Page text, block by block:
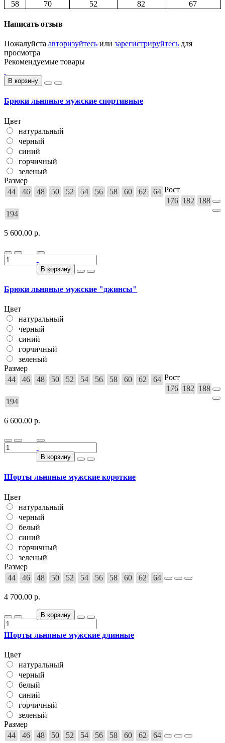
58 70 52 82 67
Написать отзыв
Пожалуйста авторизуйтесь или зарегистрируйтесь для
просмотра
Рекомендуемые товары
В корзину
Брюки льняные мужские спортивные
Цвет
натуральный
черный
синий
горчичный
зеленый
Размер
44
46 48 50 52 54 56 58 60 62 64 Рост
176 182 188
194
5 600.00 р.
В корзину
Брюки льняные мужские "джинсы"
Цвет
натуральный
черный
синий
горчичный
зеленый
Размер
44
46 48 50 52 54 56 58 60 62 64 Рост
176 182 188
194
6 600.00 р.
В корзину
Шорты льняные мужские короткие
Цвет
натуральный
черный
белый
синий
горчичный
зеленый
Размер
44
46 48 50 52 54 56 58 60 62 64
4 700.00 р.
В корзину
Шорты льняные мужские длинные
Цвет
натуральный
черный
белый
синий
горчичный
зеленый
Размер
44
46 48 50 52 54 56 58 60 62 64